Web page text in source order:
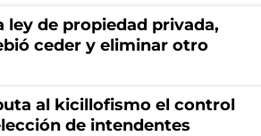
ley de propiedad privada,
ceder y eliminar otro
al kicillofismo el control
de intendentes